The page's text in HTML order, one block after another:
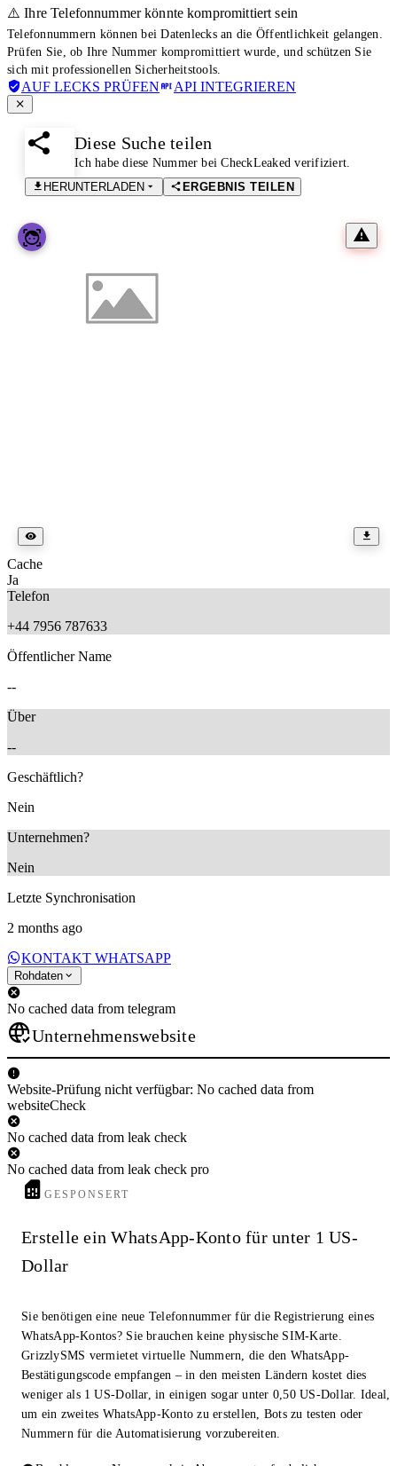
⚠️ Ihre Telefonnummer könnte kompromittiert sein
Telefonnummern können bei Datenlecks an die Öffentlichkeit gelangen.
Prüfen Sie, ob Ihre Nummer kompromittiert wurde, und schützen Sie
sich mit professionellen Sicherheitstools.
AUF LECKS PRÜFEN API INTEGRIEREN
Diese Suche teilen
Ich habe diese Nummer bei CheckLeaked verifiziert.
HERUNTERLADEN
ERGEBNIS TEILEN
Cache
Ja
Telefon
+44 7956 787633
Öffentlicher Name
--
Über
--
Geschäftlich?
Nein
Unternehmen?
Nein
Letzte Synchronisation
2 months ago
KONTAKT WHATSAPP
Rohdaten
No cached data from telegram
Unternehmenswebsite
Website-Prüfung nicht verfügbar: No cached data from
websiteCheck
No cached data from leak check
No cached data from leak check pro
GESPONSERT
Erstelle ein WhatsApp-Konto für unter 1 US-
Dollar
Sie benötigen eine neue Telefonnummer für die Registrierung eines
WhatsApp-Kontos? Sie brauchen keine physische SIM-Karte.
GrizzlySMS vermietet virtuelle Nummern, die den WhatsApp-
Bestätigungscode empfangen – in den meisten Ländern kostet dies
weniger als 1 US-Dollar, in einigen sogar unter 0,50 US-Dollar. Ideal,
um ein zweites WhatsApp-Konto zu erstellen, Bots zu testen oder
Nummern für die Automatisierung vorzubereiten.